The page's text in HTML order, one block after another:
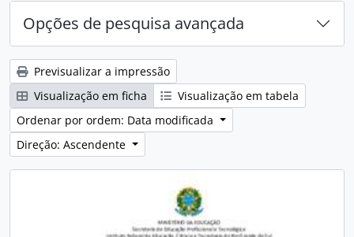
Opções de pesquisa avançada
Previsualizar a impressão
Visualização em ficha
Visualização em tabela
Ordenar por ordem: Data modificada
Direção: Ascendente